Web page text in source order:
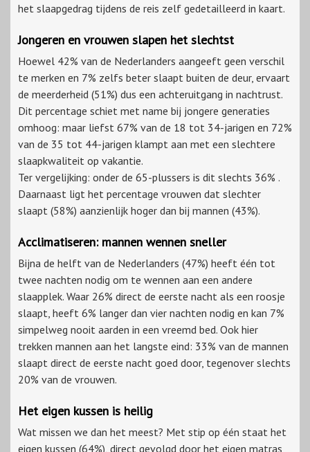
het slaapgedrag tijdens de reis zelf gedetailleerd in kaart.
Jongeren en vrouwen slapen het slechtst
Hoewel 42% van de Nederlanders aangeeft geen verschil
te merken en 7% zelfs beter slaapt buiten de deur, ervaart
de meerderheid (51%) dus een achteruitgang in nachtrust.
Dit percentage schiet met name bij jongere generaties
omhoog: maar liefst 67% van de 18 tot 34-jarigen en 72%
van de 35 tot 44-jarigen klampt aan met een slechtere
slaapkwaliteit op vakantie.
Ter vergelijking: onder de 65-plussers is dit slechts 36% .
Daarnaast ligt het percentage vrouwen dat slechter
slaapt (58%) aanzienlijk hoger dan bij mannen (43%).
Acclimatiseren: mannen wennen sneller
Bijna de helft van de Nederlanders (47%) heeft één tot
twee nachten nodig om te wennen aan een andere
slaapplek. Waar 26% direct de eerste nacht als een roosje
slaapt, heeft 6% langer dan vier nachten nodig en kan 7%
simpelweg nooit aarden in een vreemd bed. Ook hier
trekken mannen aan het langste eind: 33% van de mannen
slaapt direct de eerste nacht goed door, tegenover slechts
20% van de vrouwen.
Het eigen kussen is heilig
Wat missen we dan het meest? Met stip op één staat het
eigen kussen (64%), direct gevolgd door het eigen matras